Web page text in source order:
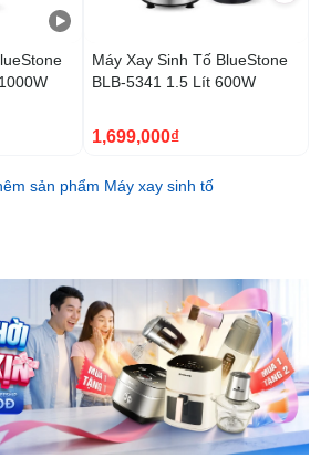
Máy Xay Sinh Tố BlueStone
BLB-5341 1.5 Lít 600W
1,699,000₫
sản phẩm Máy xay sinh tố